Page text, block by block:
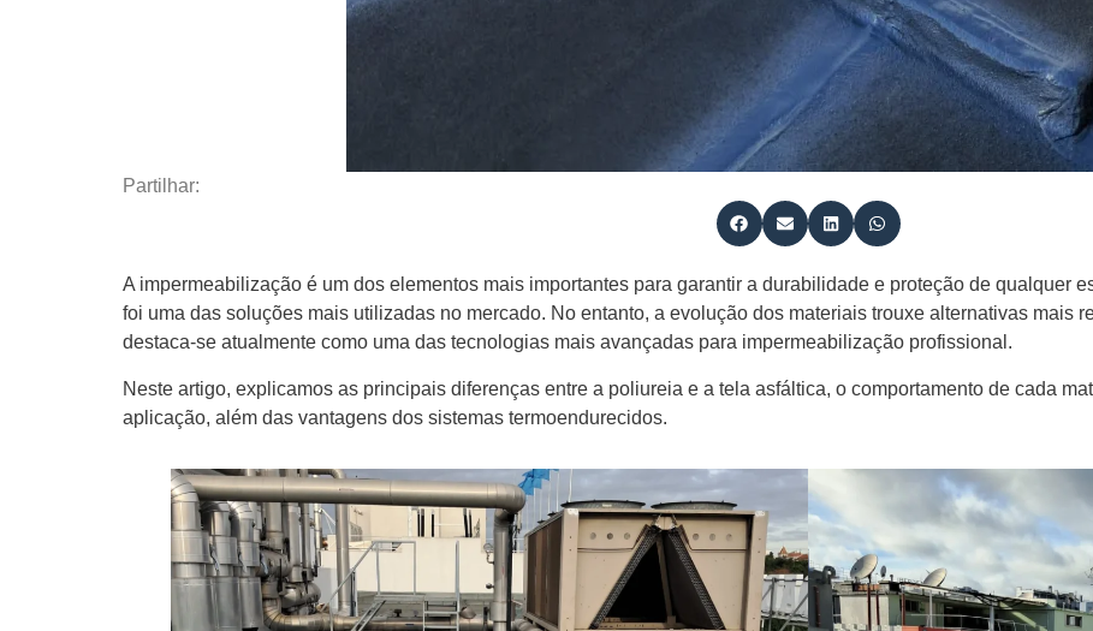
Partilhar:
A impermeabilização é um dos elementos mais importantes para garantir a durabilidade e proteção de qualquer
foi uma das soluções mais utilizadas no mercado. No entanto, a evolução dos materiais trouxe alternativas mais
destaca-se atualmente como uma das tecnologias mais avançadas para impermeabilização profissional.
Neste artigo, explicamos as principais diferenças entre a poliureia e a tela asfáltica, o comportamento de cada
aplicação, além das vantagens dos sistemas termoendurecidos.